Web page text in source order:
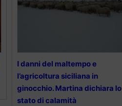
I danni del maltempo e
l’agricoltura siciliana in
ginocchio. Martina dichiara lo
stato di calamità